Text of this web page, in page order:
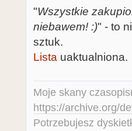
"Wszystkie
niebawem! :)" - to
sztuk.
Lista uaktualniona.
Moje skany
https://archive.org/
Potrzebujesz